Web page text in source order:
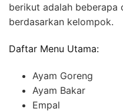
berikut adalah beberapa
berdasarkan kelompok.
Daftar Menu Utama:
Ayam Goreng
Ayam Bakar
Empal